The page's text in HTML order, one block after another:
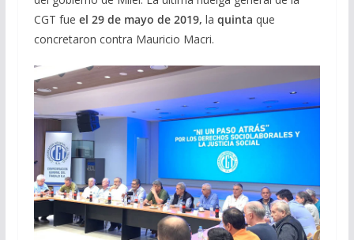
CGT fue el 29 de mayo de 2019, la quinta que
concretaron contra Mauricio Macri.